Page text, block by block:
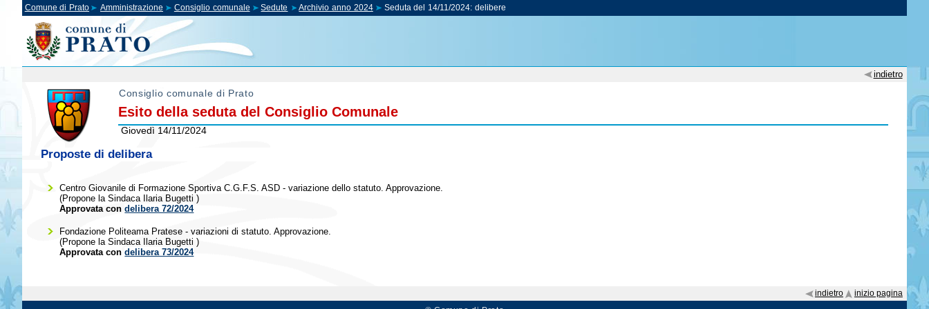
Comune di Prato Amministrazione Consiglio comunale Sedute Archivio anno 2024 Seduta del 14/11/2024: delibere
indietro
Consiglio comunale di Prato
Esito della seduta del Consiglio Comunale
Giovedì 14/11/2024
Proposte di delibera
Centro Giovanile di Formazione Sportiva C.G.F.S. ASD - variazione dello statuto. Approvazione.
(Propone la Sindaca
Ilaria Bugetti )
Approvata condelibera 72/2024
Fondazione Politeama Pratese - variazioni di statuto. Approvazione.
(Propone la Sindaca
Ilaria Bugetti )
Approvata condelibera 73/2024
indietro
inizio pagina